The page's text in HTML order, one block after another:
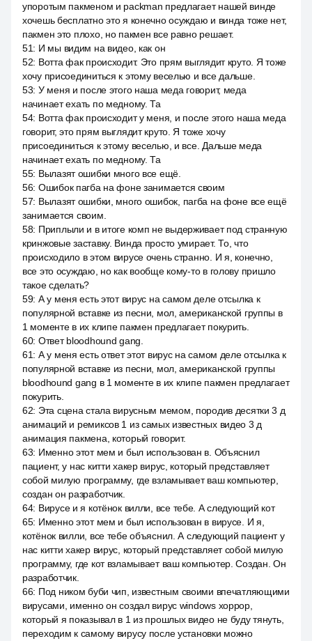
упоротым пакменом и packman предлагает нашей винде
хочешь бесплатно это я конечно осуждаю и винда тоже нет,
пакмен это плохо, но пакмен все равно решает.
51: И мы видим на видео, как он
52: Вотта фак происходит. Это прям выглядит круто. Я тоже
хочу присоединиться к этому веселью и все дальше.
53: У меня и после этого наша меда говорит, меда
начинает ехать по медному. Та
54: Вотта фак происходит у меня, и после этого наша меда
говорит, это прям выглядит круто. Я тоже хочу
присоединиться к этому веселью, и все. Дальше меда
начинает ехать по медному. Та
55: Вылазят ошибки много все ещё.
56: Ошибок пагба на фоне занимается своим
57: Вылазят ошибки, много ошибок, пагба на фоне все ещё
занимается своим.
58: Приплыли и в итоге комп не выдерживает под странную
кринжовые заставку. Винда просто умирает. То, что
происходило в этом вирусе очень странно. И я, конечно,
все это осуждаю, но как вообще кому-то в голову пришло
такое сделать?
59: А у меня есть этот вирус на самом деле отсылка к
популярной вставке из песни, мол, американской группы в
1 моменте в их клипе пакмен предлагает покурить.
60: Ответ bloodhound gang.
61: А у меня есть ответ этот вирус на самом деле отсылка к
популярной вставке из песни, мол, американской группы
bloodhound gang в 1 моменте в их клипе пакмен предлагает
покурить.
62: Эта сцена стала вирусным мемом, породив десятки 3 д
анимаций и ремиксов 1 из самых известных видео 3 д
анимация пакмена, который говорит.
63: Именно этот мем и был использован в. Объяснил
пациент, у нас китти хакер вирус, который представляет
собой милую программу, где взламывает ваш компьютер,
создан он разработчик.
64: Вирусе и я котёнок вилли, все тебе. А следующий кот
65: Именно этот мем и был использован в вирусе. И я,
котёнок вилли, все тебе объяснил. А следующий пациент у
нас китти хакер вирус, который представляет собой милую
программу, где кот взламывает ваш компьютер. Создан. Он
разработчик.
66: Под ником буби чип, известным своими впечатляющими
вирусами, именно он создал вирус windows хоррор,
который я показывал в 1 из прошлых видео не буду тянуть,
переходим к самому вирусу после установки можно